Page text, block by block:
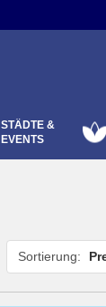
STÄDTE &
EVENTS
Sortierung: